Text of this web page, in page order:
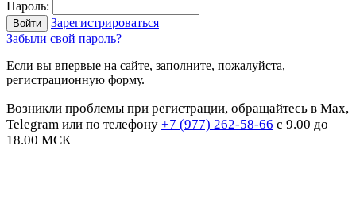
Пароль:
Зарегистрироваться
Забыли свой пароль?
Если вы впервые на сайте, заполните, пожалуйста,
регистрационную форму.
Возникли проблемы при регистрации, обращайтесь в Max,
Telegram или по телефону +7 (977) 262-58-66 с 9.00 до
18.00 МСК